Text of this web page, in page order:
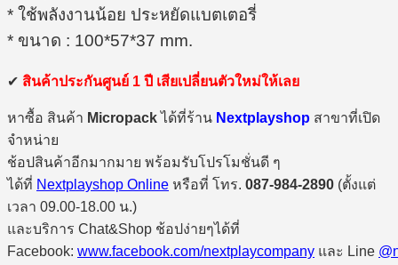
* ใช้พลังงานน้อย ประหยัดแบตเตอรี่
* ขนาด : 100*57*37 mm.
✔ สินค้าประกันศูนย์ 1 ปี เสียเปลี่ยนตัวใหม่ให้เลย
หาซื้อ สินค้า Micropackได้ที่ร้าน Nextplayshop สาขาที่เปิด
จำหน่าย
ช้อปสินค้าอีกมากมาย พร้อมรับโปรโมชั่นดี ๆ
ได้ที่ Nextplayshop Online หรือที่ โทร. 087-984-2890 (ตั้งแต่
เวลา 09.00-18.00 น.)
และบริการ Chat&Shop ช้อปง่ายๆได้ที่
Facebook: www.facebook.com/nextplaycompany และ Line